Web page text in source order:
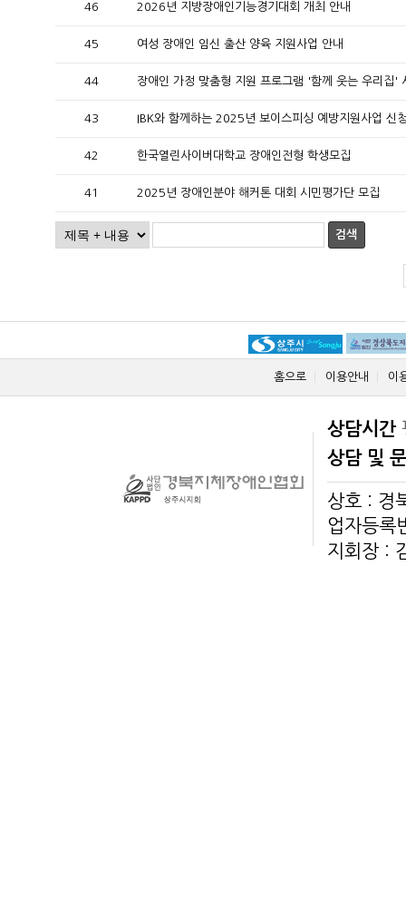
46 2026년 지방장애인기능경기대회 개최 안내
45 여성 장애인 임신 출산 양육 지원사업 안내
44 장애인 가정 맞춤형 지원 프로그램 '함께 웃는 우리집'
43 IBK와 함께하는 2025년 보이스피싱 예방지원사업 신
42 한국열린사이버대학교 장애인전형 학생모집
41 2025년 장애인분야 해커톤 대회 시민평가단 모집
검색
홈으로 이용안내 이
상담시간
상담 및
상호 : 경
업자등
지회장 :